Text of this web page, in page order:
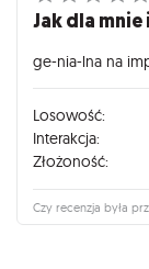
Jak dla mnie
ge-nia-lna na
Losowość:
Interakcja:
Złożoność:
Czy recenzja była